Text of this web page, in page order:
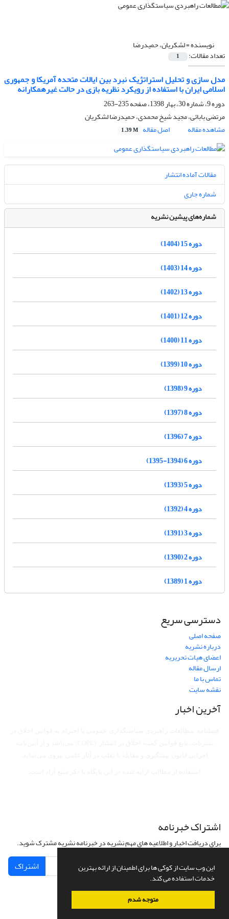
این وب سایت از کوکی ها برای اطمینان از ارائه بهترین
خدمات استفاده می کند.
متوجه شدم
نویسنده =لشکریان، حمیدرضا
تعداد مقالات: 1
مدل سازی و تحلیل استراتژیک نبرد بین ایالات متحده آمریکا و جمهوری
اسلامی ایران با استفاده از رویکرد نظریه بازی در حالت غیرهمکارانه
دوره 9، شماره 30، بهار 1398، صفحه
235-263
مرتضی بابائی، مجید شیخ محمدی، حمیدرضا لشکریان
مشاهده مقاله
اصل مقاله 1.39 M
مقالات آماده انتشار
شماره جاری
شماره‌های پیشین نشریه
دوره 15 (1404)
دوره 14 (1403)
دوره 13 (1402)
دوره 12 (1401)
دوره 11 (1400)
دوره 10 (1399)
دوره 9 (1398)
دوره 8 (1397)
دوره 7 (1396)
دوره 6 (1394-1395)
دوره 5 (1393)
دوره 4 (1392)
دوره 3 (1391)
دوره 2 (1390)
دوره 1 (1389)
دسترسی سریع
صفحه اصلی
درباره نشریه
اعضای هیات تحریریه
ارسال مقاله
تماس با ما
نقشه سایت
آخرین اخبار
اشتراک خبرنامه
برای دریافت اخبار و اطلاعیه های مهم نشریه در خبرنامه نشریه مشترک شوید.
اشتراک
سامانه مدیریت نشریات علمی.طراحی و پیاده سازی ازسیناوب